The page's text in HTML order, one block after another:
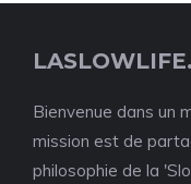
Bienvenue dans un
mission est de
philosophie de la